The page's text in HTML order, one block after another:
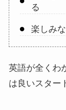
る
楽しみ
英語が全くわ
は良いスター